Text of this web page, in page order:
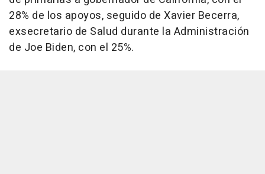
28% de los apoyos, seguido de Xavier Becerra,
exsecretario de Salud durante la Administración
de Joe Biden, con el 25%.